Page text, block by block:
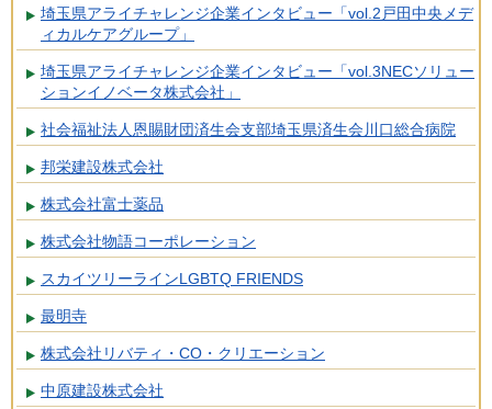
埼玉県アライチャレンジ企業インタビュー「vol.2戸田中央メデ
ィカルケアグループ」
埼玉県アライチャレンジ企業インタビュー「vol.3NECソリュー
ションイノベータ株式会社」
社会福祉法人恩賜財団済生会支部埼玉県済生会川口総合病院
邦栄建設株式会社
株式会社富士薬品
株式会社物語コーポレーション
スカイツリーラインLGBTQ FRIENDS
最明寺
株式会社リバティ・CO・クリエーション
中原建設株式会社